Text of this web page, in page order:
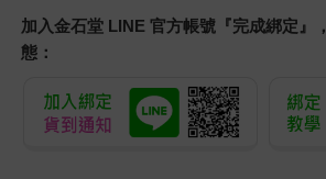
加入金石堂 LINE 官方帳號『完成綁定』
態：